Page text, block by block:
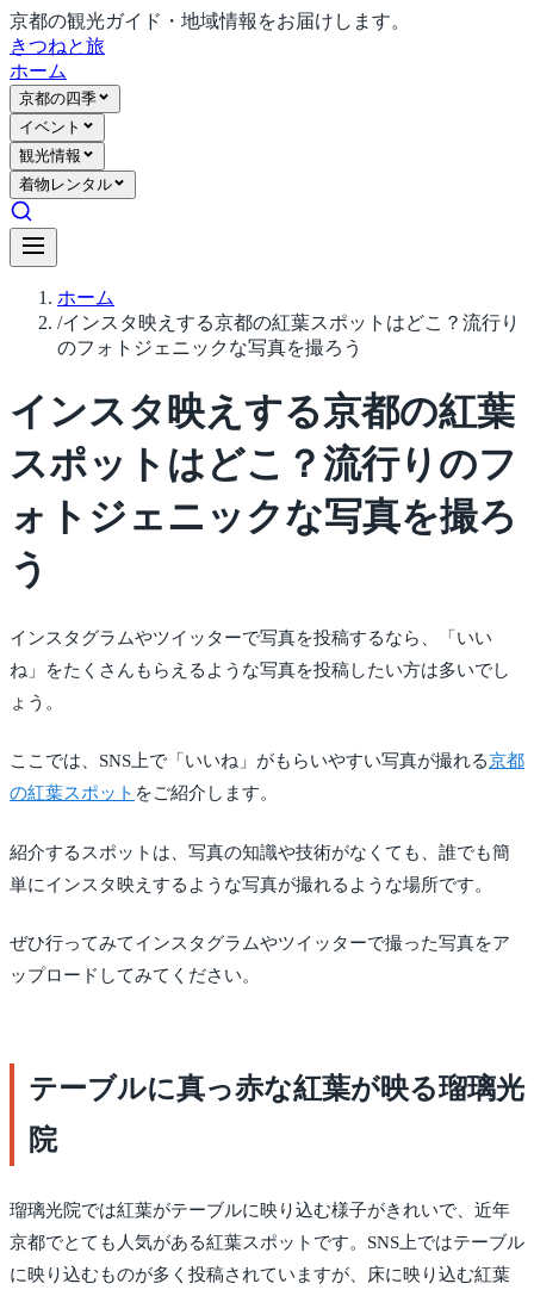
京都の観光ガイド・地域情報をお届けします。
きつねと旅
ホーム
京都の四季
イベント
観光情報
着物レンタル
ホーム
/インスタ映えする京都の紅葉スポットはどこ？流行り
のフォトジェニックな写真を撮ろう
インスタ映えする京都の紅葉
スポットはどこ？流行りのフ
ォトジェニックな写真を撮ろ
う
インスタグラムやツイッターで写真を投稿するなら、「いい
ね」をたくさんもらえるような写真を投稿したい方は多いでし
ょう。
ここでは、SNS上で「いいね」がもらいやすい写真が撮れる京都
の紅葉スポット をご紹介します。
紹介するスポットは、写真の知識や技術がなくても、誰でも簡
単にインスタ映えするような写真が撮れるような場所です。
ぜひ行ってみてインスタグラムやツイッターで撮った写真をア
ップロードしてみてください。
テーブルに真っ赤な紅葉が映る瑠璃光
院
瑠璃光院では紅葉がテーブルに映り込む様子がきれいで、近年
京都でとても人気がある紅葉スポットです。SNS上ではテーブル
に映り込むものが多く投稿されていますが、床に映り込む紅葉